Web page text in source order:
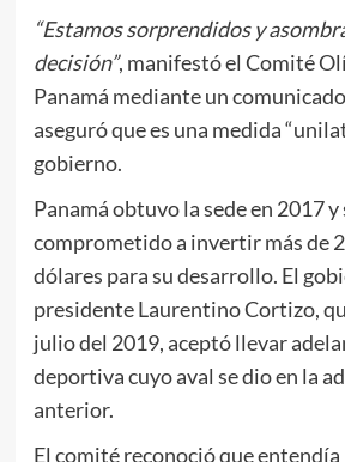
“Estamos sorprendidos y
decisión”, manifestó el Comité
Panamá mediante un
aseguró que es una medida
gobierno.
Panamá obtuvo la sede en 2017 y
comprometido a invertir más de
dólares para su desarrollo. El
presidente Laurentino Cortizo,
julio del 2019, aceptó llevar
deportiva cuyo aval se dio en la
anterior.
El comité reconoció que